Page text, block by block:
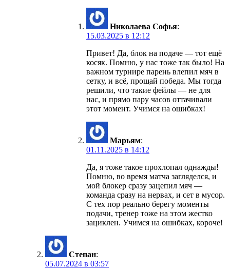
Николаева Софья:
15.03.2025 в 12:12
Привет! Да, блок на подаче — тот ещё
косяк. Помню, у нас тоже так было! На
важном турнире парень влепил мяч в
сетку, и всё, прощай победа. Мы тогда
решили, что такие фейлы — не для
нас, и прямо пару часов оттачивали
этот момент. Учимся на ошибках!
Марьям:
01.11.2025 в 14:12
Да, я тоже такое прохлопал однажды!
Помню, во время матча загляделся, и
мой блокер сразу зацепил мяч —
команда сразу на нервах, и сет в мусор.
С тех пор реально берегу моменты
подачи, тренер тоже на этом жестко
зациклен. Учимся на ошибках, короче!
Степан:
05.07.2024 в 03:57